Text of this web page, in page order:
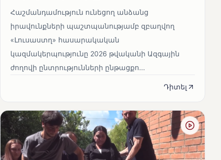
Հաշմանդամություն ունեցող անձանց
իրավունքների պաշտպանությամբ զբաղվող
«Լուսաստղ» հասարակական
կազմակերպությունը 2026 թվականի Ազգային
ժողովի ընտրությունների ընթացքո...
Դիտել